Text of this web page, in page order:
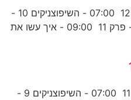
06:00 - ציידי האוצרות 12 - פרק 12 07:00 - השיפוצניקים 10 -
פרק 1 08:00 - השיפוצניקים 13 - פרק 11 09:00 - איך עשו את
06:00 - ציידי האוצרות 12 - פרק 11 07:00 - השיפוצניקים 9 -